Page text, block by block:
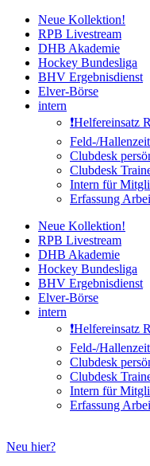
Zum
Inhalt
springen
Neue Kollektion!
RPB Livestream
DHB Akademie
Hockey Bundesliga
BHV Ergebnisdienst
Elver-Börse
intern
❗️Helfereinsatz
Feld-/
Clubdesk
Clubdesk
Intern für
Erfassung
Neue Kollektion!
RPB Livestream
DHB Akademie
Hockey Bundesliga
BHV Ergebnisdienst
Elver-Börse
intern
❗️Helfereinsatz
Feld-/
Clubdesk
Clubdesk
Intern für
Erfassung
Neu hier?